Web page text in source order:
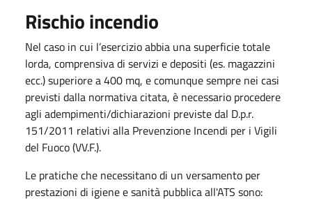
Rischio incendio
Nel caso in cui l’esercizio abbia una superficie totale
lorda, comprensiva di servizi e depositi (es. magazzini
ecc.) superiore a 400 mq, e comunque sempre nei casi
previsti dalla normativa citata, è necessario procedere
agli adempimenti/dichiarazioni previste dal D.p.r.
151/2011 relativi alla Prevenzione Incendi per i Vigili
del Fuoco (VV.F.).
Le pratiche che necessitano ​di un versamento per
prestazioni di igiene e sanità pubblica all'ATS sono: